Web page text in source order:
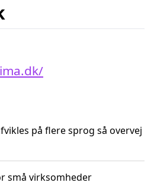
på flere sprog så overvej
små virksomheder